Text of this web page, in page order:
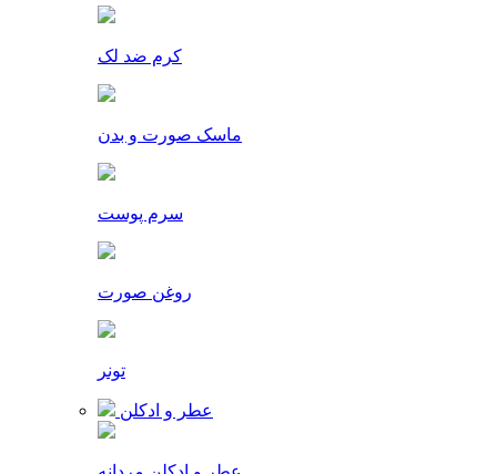
کرم ضد لک
ماسک صورت و بدن
سرم پوست
روغن صورت
تونر
عطر و ادکلن